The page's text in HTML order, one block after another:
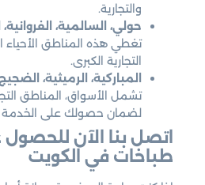
والتجارية.
حولي، السالمية،
تغطي هذه المناطق الأحياء
التجارية الكبرى.
المباركية، الرميثية،
تشمل الأسواق، المناطق
لضمان حصولك على
اتصل بنا الآن
طباخات في الكويت